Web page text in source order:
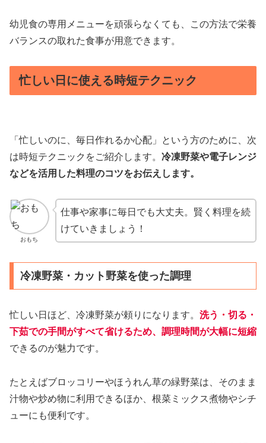
幼児食の専用メニューを頑張らなくても、この方法で栄養
バランスの取れた食事が用意できます。
忙しい日に使える時短テクニック
「忙しいのに、毎日作れるか心配」という方のために、次
は時短テクニックをご紹介します。 冷凍野菜や電子レンジ
などを活用した料理のコツをお伝えします。
おもち
仕事や家事に毎日でも大丈夫。賢く料理を続
けていきましょう！
冷凍野菜・カット野菜を使った調理
忙しい日ほど、冷凍野菜が頼りになります。 洗う・切る・
下茹での手間がすべて省けるため、調理時間が大幅に短縮
できるのが魅力です。
たとえばブロッコリーやほうれん草の緑野菜は、そのまま
汁物や炒め物に利用できるほか、根菜ミックス煮物やシチ
ューにも便利です。